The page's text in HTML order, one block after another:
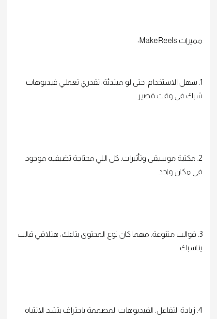
مميزات MakeReels:
1. سهل الاستخدام: حتى لو مبتدئة، تقدري تعملي فيديوهات
شيك في وقت قصير.
2. مكتبة موسيقى وتأثيرات: كل اللي محتاجة تضيفيه موجود
في مكان واحد.
3. قوالب متنوعة: مهما كان نوع المحتوى بتاعك، هتلاقي قالب
يناسبك.
4. زيادة التفاعل: الفيديوهات المصممة باحتراف بتشد الانتباه